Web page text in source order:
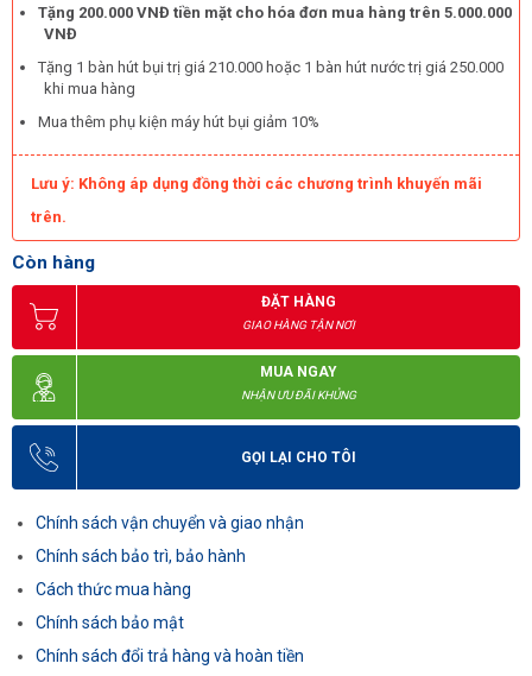
Tặng 200.000 VNĐ tiền mặt cho hóa đơn mua hàng trên 5.000.000
VNĐ
Tặng 1 bàn hút bụi trị giá 210.000 hoặc 1 bàn hút nước trị giá 250.000
khi mua hàng
Mua thêm phụ kiện máy hút bụi giảm 10%
Lưu ý: Không áp dụng đồng thời các chương trình khuyến mãi
trên.
Còn hàng
ĐẶT HÀNG
GIAO HÀNG TẬN NƠI
MUA NGAY
NHẬN ƯU ĐÃI KHỦNG
GỌI LẠI CHO TÔI
Chính sách vận chuyển và giao nhận
Chính sách bảo trì, bảo hành
Cách thức mua hàng
Chính sách bảo mật
Chính sách đổi trả hàng và hoàn tiền